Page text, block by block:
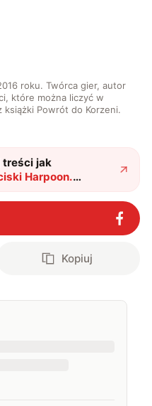
roku. Twórca gier, autor
które można liczyć w
Powrót do Korzeni.
treści jak
Harpoon.
potęgę
Kopiuj